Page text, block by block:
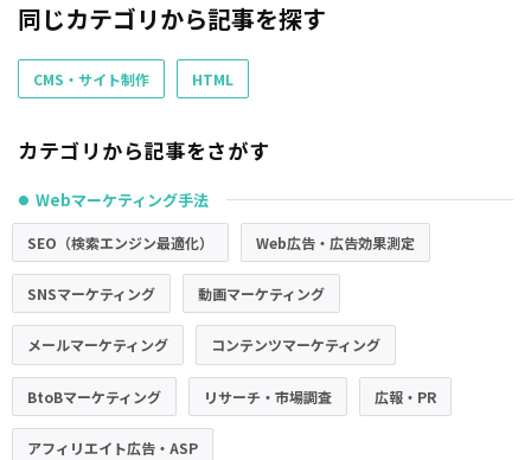
同じカテゴリから記事を探す
CMS・サイト制作 HTML
カテゴリから記事をさがす
● Webマーケティング手法
SEO（検索エンジン最適化） Web広告・広告効果測定
SNSマーケティング 動画マーケティング
メールマーケティング コンテンツマーケティング
BtoBマーケティング リサーチ・市場調査 広報・PR
アフィリエイト広告・ASP